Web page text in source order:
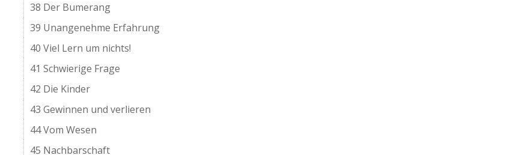
38 Der Bumerang
39 Unangenehme Erfahrung
40 Viel Lern um nichts!
41 Schwierige Frage
42 Die Kinder
43 Gewinnen und verlieren
44 Vom Wesen
45 Nachbarschaft